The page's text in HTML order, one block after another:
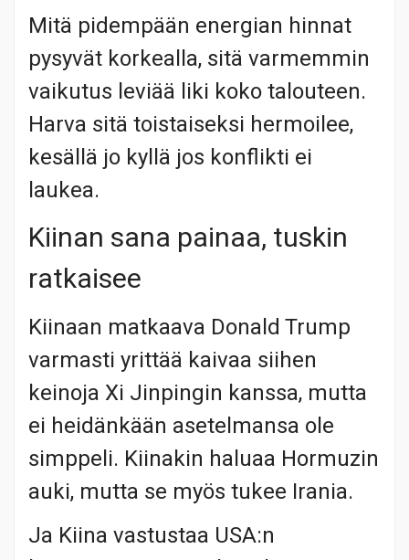
Mitä pidempään energian hinnat
pysyvät korkealla, sitä varmemmin
vaikutus leviää liki koko talouteen.
Harva sitä toistaiseksi hermoilee,
kesällä jo kyllä jos konflikti ei
laukea.
Kiinan sana painaa, tuskin
ratkaisee
Kiinaan matkaava Donald Trump
varmasti yrittää kaivaa siihen
keinoja Xi Jinpingin kanssa, mutta
ei heidänkään asetelmansa ole
simppeli. Kiinakin haluaa Hormuzin
auki, mutta se myös tukee Irania.
Ja Kiina vastustaa USA:n